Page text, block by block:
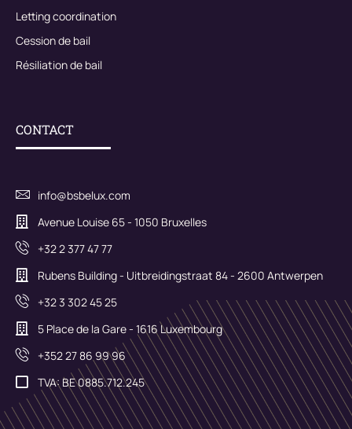
Letting coordination
Cession de bail
Résiliation de bail
CONTACT
info@bsbelux.com
Avenue Louise 65 - 1050 Bruxelles
+32 2 377 47 77
Rubens Building - Uitbreidingstraat 84 - 2600 Antwerpen
+32 3 302 45 25
5 Place de la Gare - 1616 Luxembourg
+352 27 86 99 96
TVA: BE 0885.712.245